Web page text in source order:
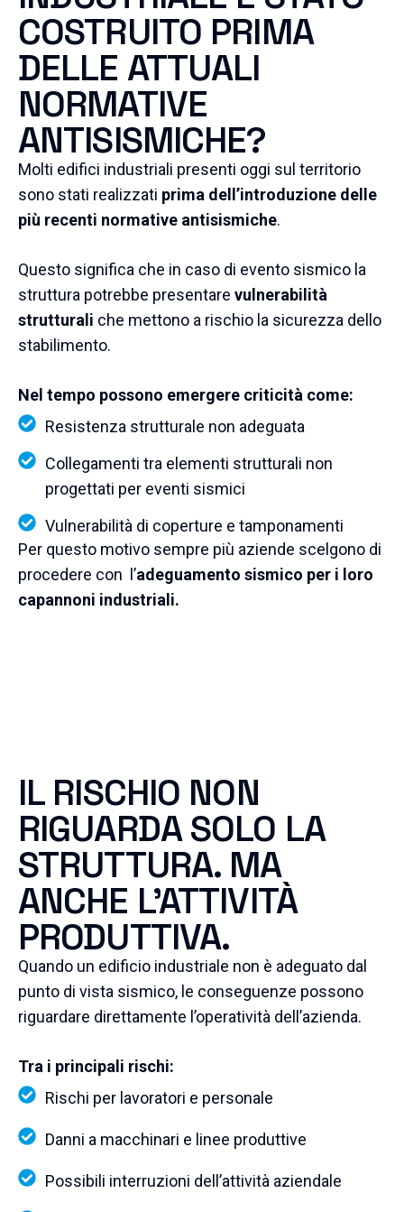
COSTRUITO PRIMA
DELLE ATTUALI
NORMATIVE
ANTISISMICHE?
Molti edifici industriali presenti oggi sul territorio
sono stati realizzati prima dell’introduzione delle
più recenti normative antisismiche.
Questo significa che in caso di evento sismico la
struttura potrebbe presentare vulnerabilità
strutturali che mettono a rischio la sicurezza dello
stabilimento.
Nel tempo possono emergere criticità come:
Resistenza strutturale non adeguata
Collegamenti tra elementi strutturali non
progettati per eventi sismici
Vulnerabilità di coperture e tamponamenti
Per questo motivo sempre più aziende scelgono di
procedere con l’adeguamento sismico per i loro
capannoni industriali.
IL RISCHIO NON
RIGUARDA SOLO LA
STRUTTURA. MA
ANCHE L’ATTIVITÀ
PRODUTTIVA.
Quando un edificio industriale non è adeguato dal
punto di vista sismico, le conseguenze possono
riguardare direttamente l’operatività dell’azienda.
Tra i principali rischi:
Rischi per lavoratori e personale
Danni a macchinari e linee produttive
Possibili interruzioni dell’attività aziendale